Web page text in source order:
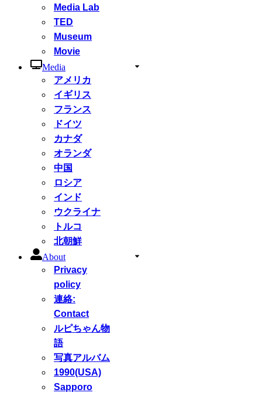
Media Lab
TED
Museum
Movie
Media
アメリカ
イギリス
フランス
ドイツ
カナダ
オランダ
中国
ロシア
インド
ウクライナ
トルコ
北朝鮮
About
Privacy
policy
連絡:
Contact
ルピちゃん物
語
写真アルバム
1990(USA)
Sapporo